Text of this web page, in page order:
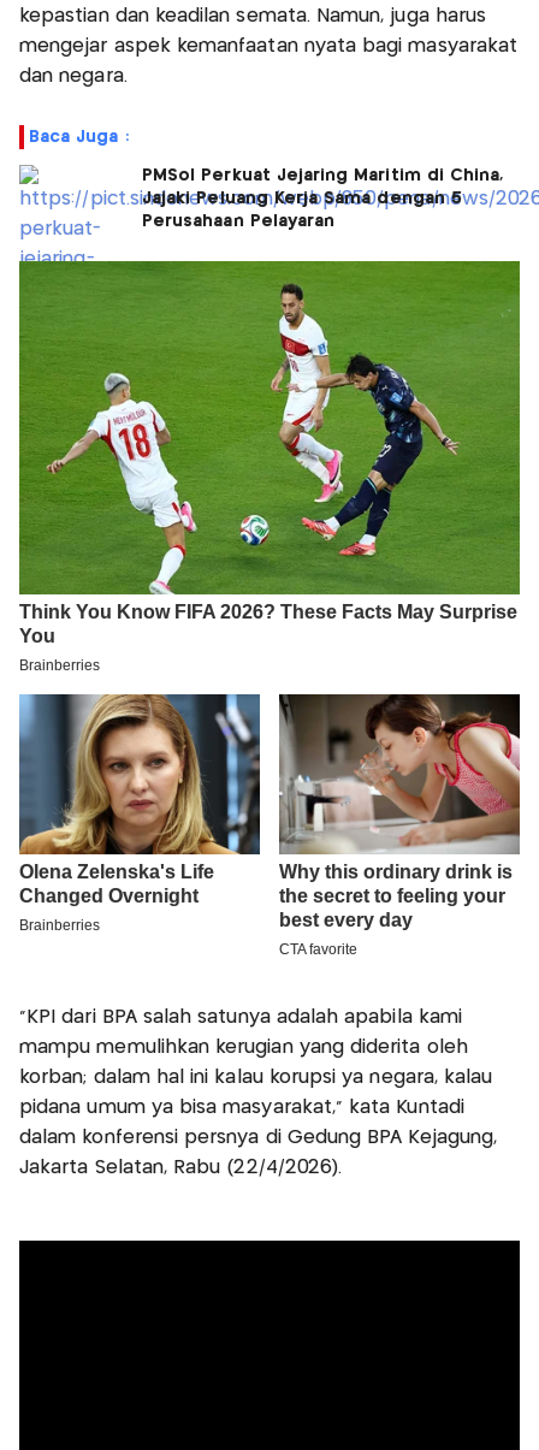
kepastian dan keadilan semata. Namun, juga harus
mengejar aspek kemanfaatan nyata bagi masyarakat
dan negara.
Baca Juga :
PMSol Perkuat Jejaring Maritim di China,
Jajaki Peluang Kerja Sama dengan 5
Perusahaan Pelayaran
"KPI dari BPA salah satunya adalah apabila kami
mampu memulihkan kerugian yang diderita oleh
korban; dalam hal ini kalau korupsi ya negara, kalau
pidana umum ya bisa masyarakat," kata Kuntadi
dalam konferensi persnya di Gedung BPA Kejagung,
Jakarta Selatan, Rabu (22/4/2026).